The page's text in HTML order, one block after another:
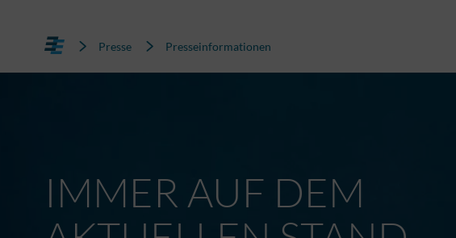
Presse Presseinformationen
IMMER AUF DEM